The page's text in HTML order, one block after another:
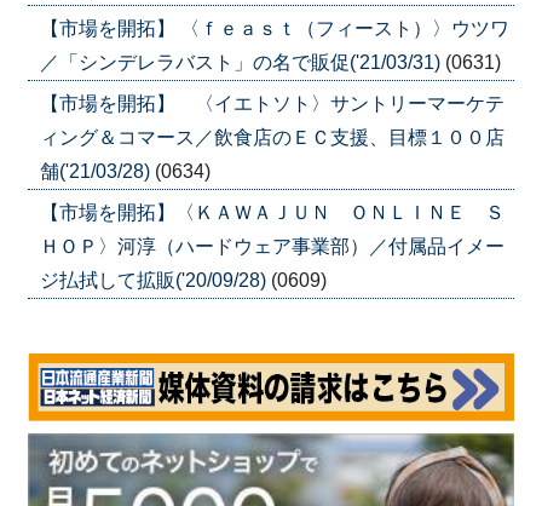
【市場を開拓】 〈ｆｅａｓｔ（フィースト）〉ウツワ
／「シンデレラバスト」の名で販促('21/03/31) (0631)
【市場を開拓】 〈イエトソト〉サントリーマーケテ
ィング＆コマース／飲食店のＥＣ支援、目標１００店
舗('21/03/28) (0634)
【市場を開拓】〈ＫＡＷＡＪＵＮ ＯＮＬＩＮＥ Ｓ
ＨＯＰ〉河淳（ハードウェア事業部）／付属品イメー
ジ払拭して拡販('20/09/28) (0609)